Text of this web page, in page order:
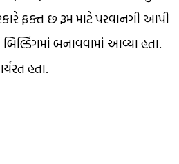
ફક્ત છ રૂમ માટે પરવાનગી આપી
બનાવવામાં આવ્યા હતા.
હતા.